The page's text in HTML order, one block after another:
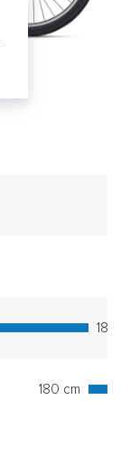
180
180 cm